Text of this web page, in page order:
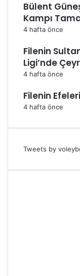
Bülent
Kampı
4 hafta önce
Filenin
Ligi’nde
4 hafta önce
Filenin
4 hafta önce
Tweets by